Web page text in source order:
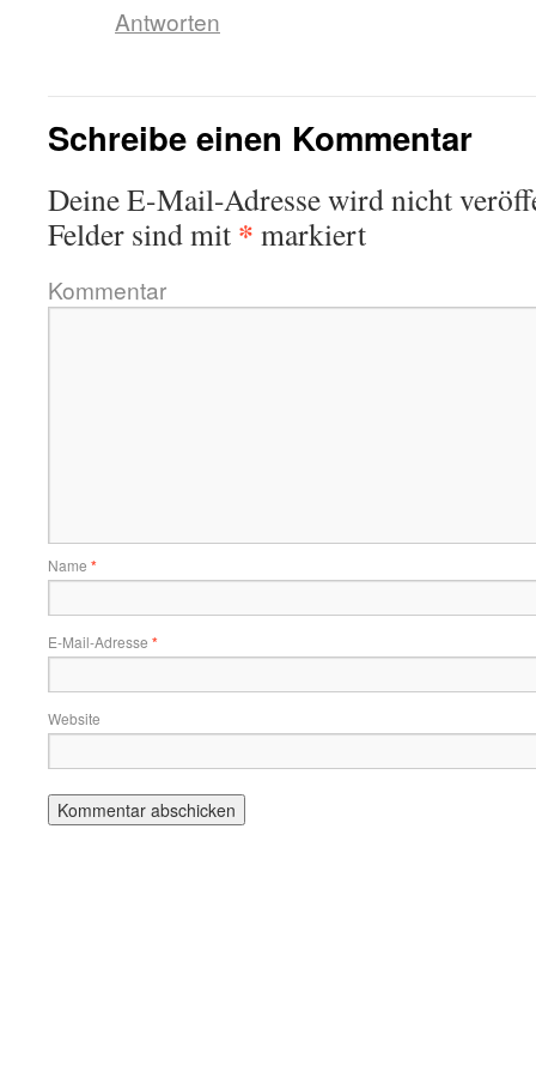
Antworten
Schreibe einen Kommentar
Deine E-Mail-Adresse wird nicht
Felder sind mit * markiert
Kommentar
Name *
E-Mail-Adresse *
Website